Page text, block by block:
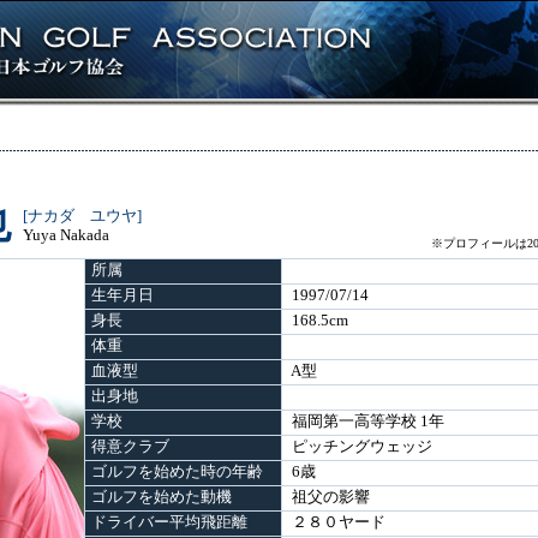
[ナカダ ユウヤ]
Yuya Nakada
※プロフィールは
所属
生年月日
1997/07/14
身長
168.5cm
体重
血液型
A型
出身地
学校
福岡第一高等学校 1年
得意クラブ
ピッチングウェッジ
ゴルフを始めた時の年齢
6歳
ゴルフを始めた動機
祖父の影響
ドライバー平均飛距離
２８０ヤード